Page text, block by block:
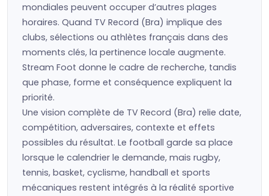
mondiales peuvent occuper d’autres plages
horaires. Quand TV Record (Bra) implique des
clubs, sélections ou athlètes français dans des
moments clés, la pertinence locale augmente.
Stream Foot donne le cadre de recherche, tandis
que phase, forme et conséquence expliquent la
priorité.
Une vision complète de TV Record (Bra) relie date,
compétition, adversaires, contexte et effets
possibles du résultat. Le football garde sa place
lorsque le calendrier le demande, mais rugby,
tennis, basket, cyclisme, handball et sports
mécaniques restent intégrés à la réalité sportive